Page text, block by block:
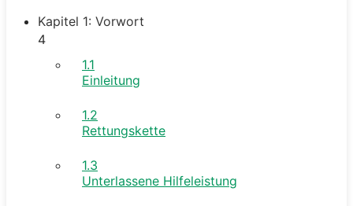
Kapitel 1: Vorwort
4
1.1
Einleitung
1.2
Rettungskette
1.3
Unterlassene Hilfeleistung